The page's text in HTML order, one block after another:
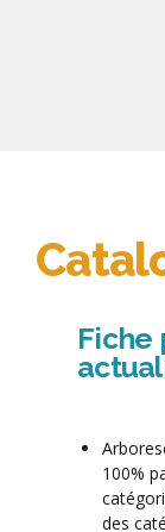
Fiche
100%
des